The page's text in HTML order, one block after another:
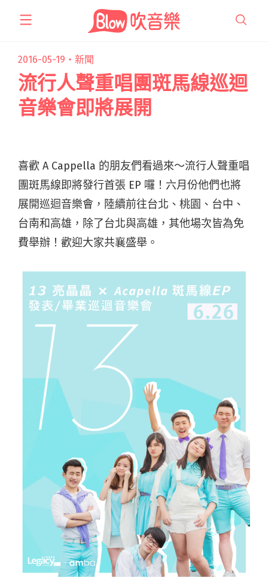
2016-05-19・ 新聞
流行人聲重唱團斑馬線巡迴
音樂會即將展開
喜歡 A Cappella 的朋友們看過來～流行人聲重唱
團斑馬線即將發行首張 EP 囉！六月份他們也將
展開巡迴音樂會，陸續前往台北、桃園、台中、
台南和高雄，除了台北與高雄，其他場次皆為免
費舉辦！歡迎大家共襄盛舉。